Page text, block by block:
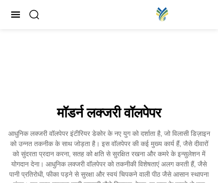
मॉडर्न लक्जरी वॉलपेपर
आधुनिक लक्जरी वॉलपेपर इंटीरियर डेकोर के नए युग को दर्शाता है, जो विलासी डिज़ाइन
को उन्नत तकनीक के साथ जोड़ता है। इस वॉलपेपर की कई मुख्य कार्य हैं, जैसे दीवारों
को सुंदरता प्रदान करना, सतह को क्षति से सुरक्षित रखना और कमरे के इन्सुलेशन में
योगदान देना। आधुनिक लक्जरी वॉलपेपर को तकनीकी विशेषताएं अलग करती हैं, जैसे
पानी प्रतिरोधी, फीका पड़ने से सुरक्षा और स्वयं चिपकने वाली पीठ जैसे आसान स्थापना